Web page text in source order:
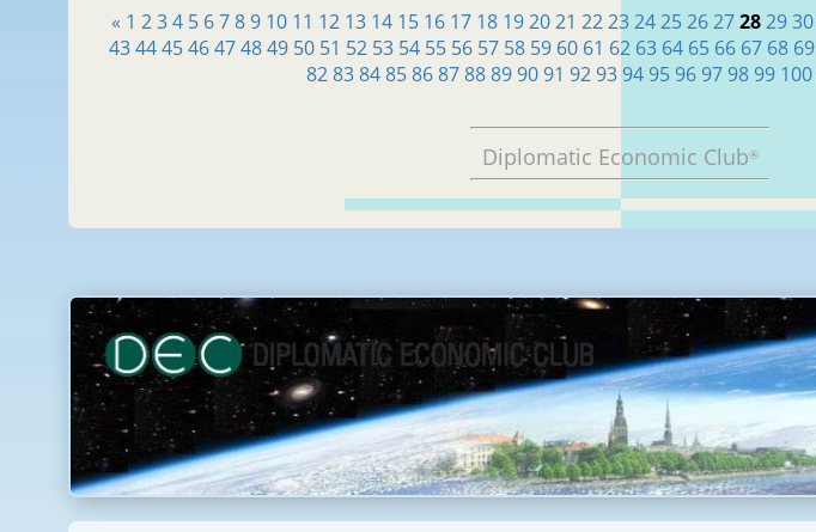
« 1 234 5 6789 10 11 12 13 14 15 16 17 18 192021 222324252627282930
43444546474849 50 51 52 53 54 55 56 57 58 59 60 61 62 63 64 65 66 67 68 69
82838485868788899091 9293 94 95 96 97 98 99 100
Diplomatic Economic Club®